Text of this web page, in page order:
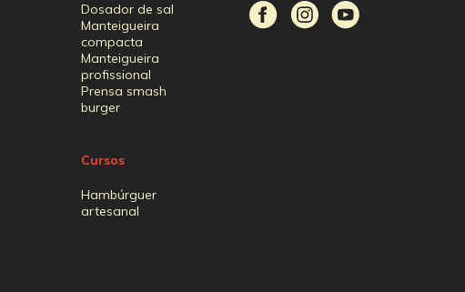
Dosador de sal
Manteigueira
compacta
Manteigueira
profissional
Prensa smash
burger
Cursos
Hambúrguer
artesanal